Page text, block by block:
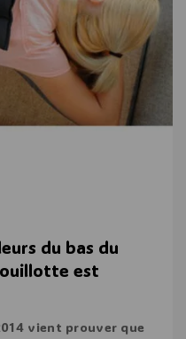
du bas du
est
vient prouver que